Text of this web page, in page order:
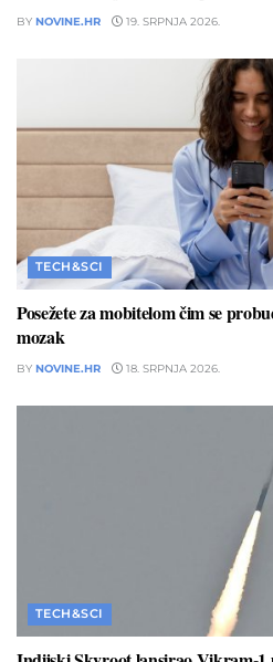
BY NOVINE.HR 19. SRPNJA 2026.
TECH&SCI
Posežete za mobitelom čim se
mozak
BY NOVINE.HR 18. SRPNJA 2026.
TECH&SCI